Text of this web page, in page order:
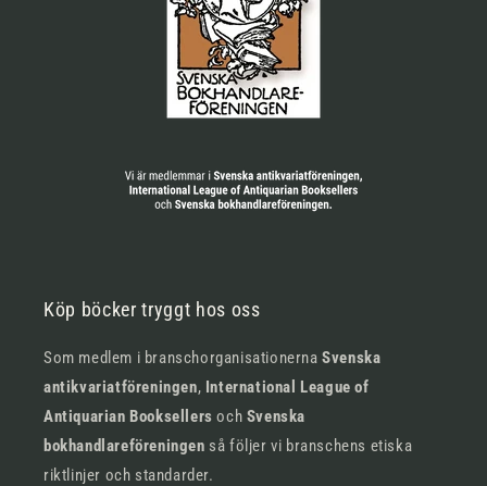
Köp böcker tryggt hos oss
Som medlem i branschorganisationernaSvenska
antikvariatföreningen, International League of
Antiquarian Booksellersoch Svenska
bokhandlareföreningen så följer vi branschens etiska
riktlinjer och standarder.